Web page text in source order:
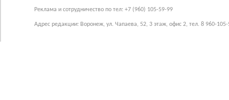
Реклама и сотрудничество по тел: +7 (960) 105-59-99
Адрес редакции: Воронеж, ул. Чапаева, 52, 3 этаж, офис 2, тел. 8 960-